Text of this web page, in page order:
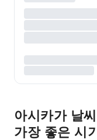
아시카가 날
가장 좋은 시기